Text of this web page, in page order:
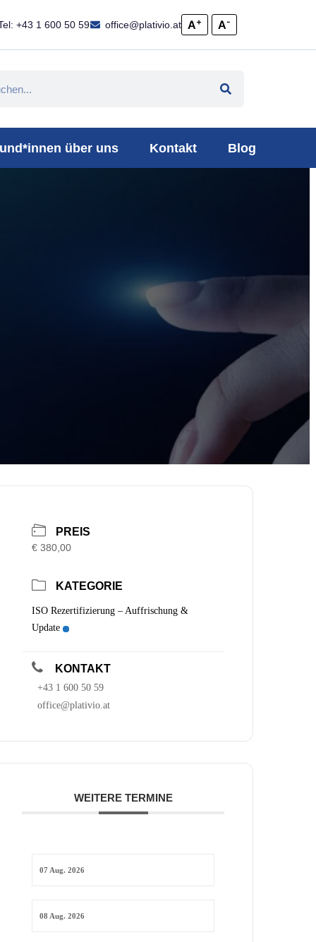
+43 1 600 50 59 office@plativio.at A+ A-
über uns Kontakt Blog
PREIS
€ 380,00
KATEGORIE
ISO Rezertifizierung – Auffrischung &
Update
KONTAKT
+43 1 600 50 59
office@plativio.at
WEITERE TERMINE
07 Aug. 2026
08 Aug. 2026